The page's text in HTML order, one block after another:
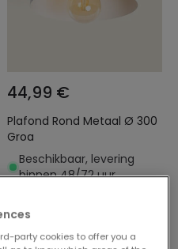
44,99 €
Plafond Rond Metaal Ø 300
Groa
Beschikbaar, levering
binnen 48/72 uur
party cookies to offer you a